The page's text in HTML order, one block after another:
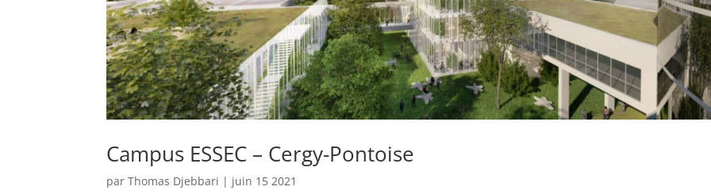
Campus ESSEC – Cergy-Pontoise
parThomas Djebbari | juin 15 2021